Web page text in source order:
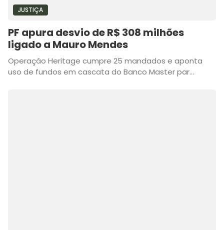
JUSTIÇA
PF apura desvio de R$ 308 milhões
ligado a Mauro Mendes
Operação Heritage cumpre 25 mandados e aponta
uso de fundos em cascata do Banco Master par...